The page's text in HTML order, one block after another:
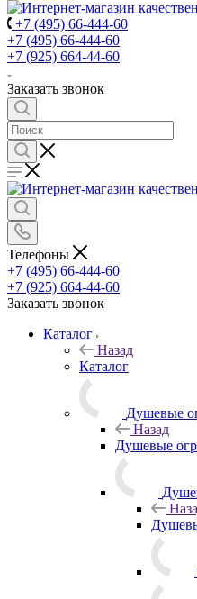
+7 (495) 66-444-60
+7 (495) 66-444-60
+7 (925) 664-44-60
Заказать звонок
Телефоны
+7 (495) 66-444-60
+7 (925) 664-44-60
Заказать звонок
Каталог
Назад
Каталог
Душевые
Назад
Душевые